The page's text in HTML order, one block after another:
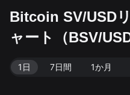
時価総額は
026-08-07 08:05:28。
Bitcoin SV/USD
ャート（BSV/USD
1日 7日間 1か月